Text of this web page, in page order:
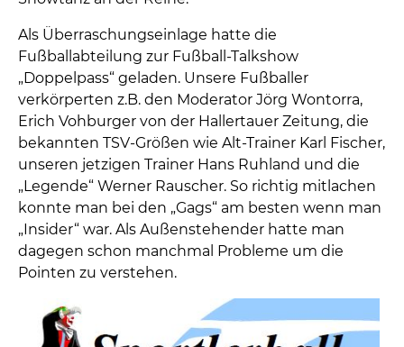
Als Überraschungseinlage hatte die
Fußballabteilung zur Fußball-Talkshow
„Doppelpass“ geladen. Unsere Fußballer
verkörperten z.B. den Moderator Jörg Wontorra,
Erich Vohburger von der Hallertauer Zeitung, die
bekannten TSV-Größen wie Alt-Trainer Karl Fischer,
unseren jetzigen Trainer Hans Ruhland und die
„Legende“ Werner Rauscher. So richtig mitlachen
konnte man bei den „Gags“ am besten wenn man
„Insider“ war. Als Außenstehender hatte man
dagegen schon manchmal Probleme um die
Pointen zu verstehen.